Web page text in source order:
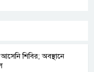
শিবির; অবস্থানে